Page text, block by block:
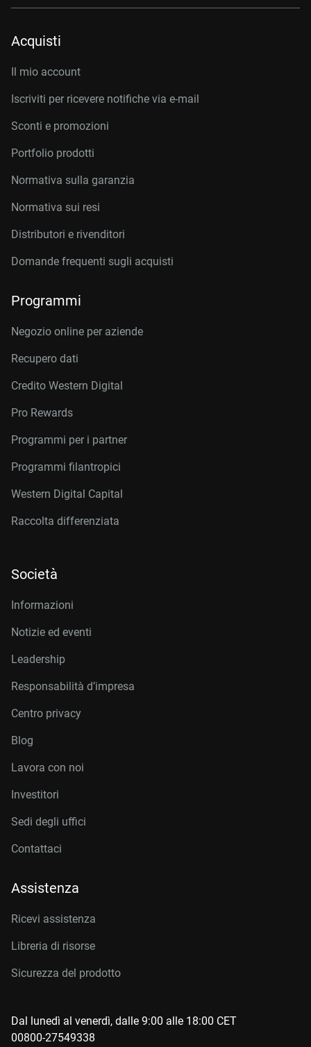
Acquisti
Il mio account
Iscriviti per ricevere notifiche via e-mail
Sconti e promozioni
Portfolio prodotti
Normativa sulla garanzia
Normativa sui resi
Distributori e rivenditori
Domande frequenti sugli acquisti
Programmi
Negozio online per aziende
Recupero dati
Credito Western Digital
Pro Rewards
Programmi per i partner
Programmi filantropici
Western Digital Capital
Raccolta differenziata
Società
Informazioni
Notizie ed eventi
Leadership
Responsabilità d’impresa
Centro privacy
Blog
Lavora con noi
Investitori
Sedi degli uffici
Contattaci
Assistenza
Ricevi assistenza
Libreria di risorse
Sicurezza del prodotto
Dal lunedì al venerdì, dalle 9:00 alle 18:00 CET
00800-27549338